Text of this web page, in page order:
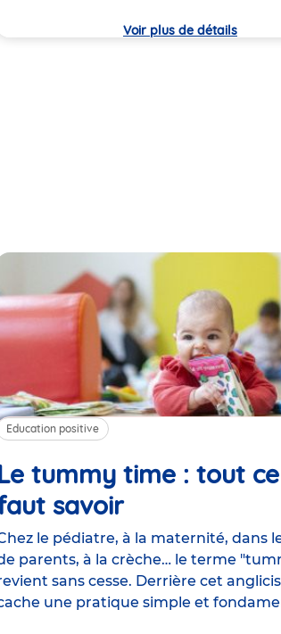
Voir plus de détails
Education positive
tummy time : tout ce
savoirArticle
le pédiatre, à la maternité, dans
parents, à la crèche… le terme
sans cesse. Derrière cet
une pratique simple et